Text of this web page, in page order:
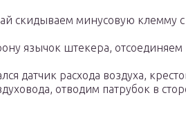
скидываем минусовую клемму с
язычок штекера, отсоединяем
датчик расхода воздуха,
отводим патрубок в